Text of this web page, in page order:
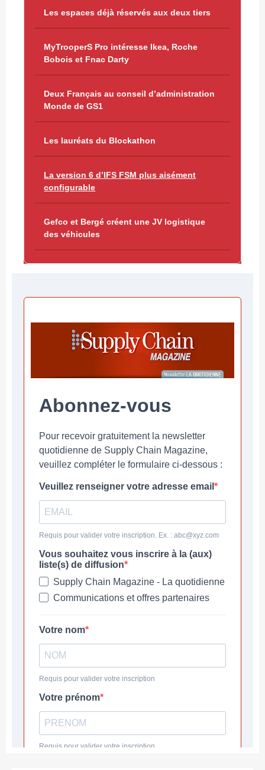
Les espaces déjà réservés aux deux tiers
MyTrooperS Pro intéresse Ikea, Roche
Bobois et Fnac Darty
Deux Français au conseil d’administration
Monde de GS1
Les lauréats du Blockathon
La version 6 d’IFS FSM plus aisément
configurable
Gefco et Bergé créent une JV logistique
des véhicules